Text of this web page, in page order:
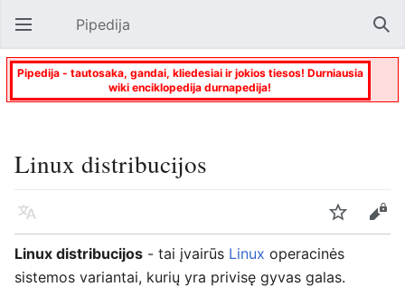
Atverti pagrindinį meniu Pipedija
Pipedija - tautosaka, gandai, kliedesiai ir jokios tiesos! Durniausia
wiki enciklopedija durnapedija!
Linux distribucijos
Kalba Stebėti
Keisti
Linux distribucijos - tai įvairūs Linux operacinės
sistemos variantai, kurių yra privisę gyvas galas.